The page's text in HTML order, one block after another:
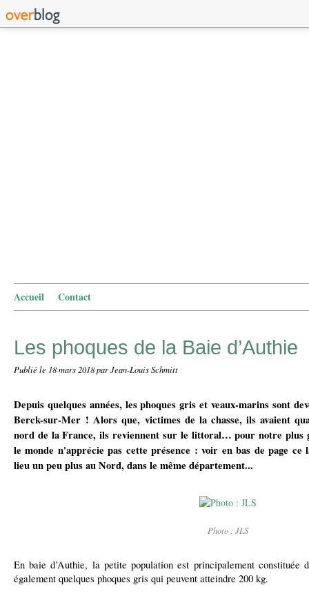
Accueil Contact
Les phoques de la Baie d’Authie
Publié le 18 mars 2018par Jean-Louis Schmitt
Depuis quelques années, les phoques gris et veaux-marins sont
Berck-sur-Mer ! Alors que, victimes de la chasse, ils avaient
nord de la France, ils reviennent sur le littoral… pour notre plus
le monde n'apprécie pas cette présence : voir en bas de page
lieu un peu plus au Nord, dans le même département...
Photo : JLS
En baie d’Authie, la petite population est principalement constituée
également quelques phoques gris qui peuvent atteindre 200 kg.